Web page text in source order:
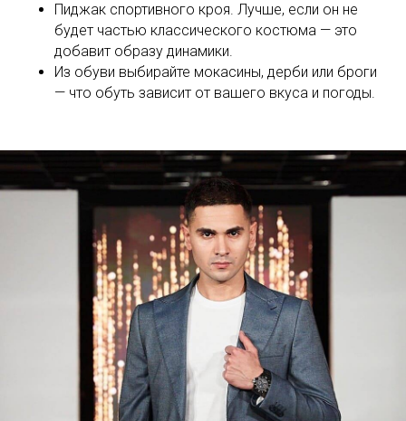
Пиджак спортивного кроя. Лучше, если он не
будет частью классического костюма — это
добавит образу динамики.
Из обуви выбирайте мокасины, дерби или броги
— что обуть зависит от вашего вкуса и погоды.